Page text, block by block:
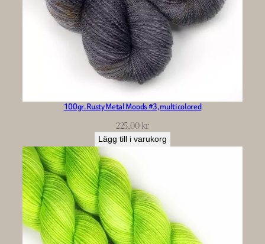
100gr. Rusty Metal Moods #3, multicolored
225,00kr
Lägg till i varukorg